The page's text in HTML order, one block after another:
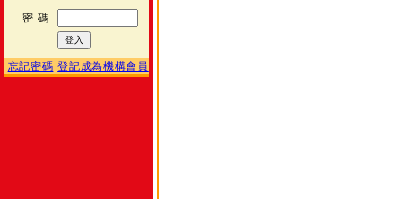
密 碼
忘記密碼 登記成為機構會員